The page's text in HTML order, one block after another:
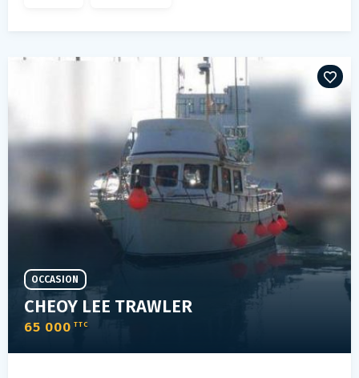
CHEOY LEE TRAWLER
65 000 TTC
OCCASION